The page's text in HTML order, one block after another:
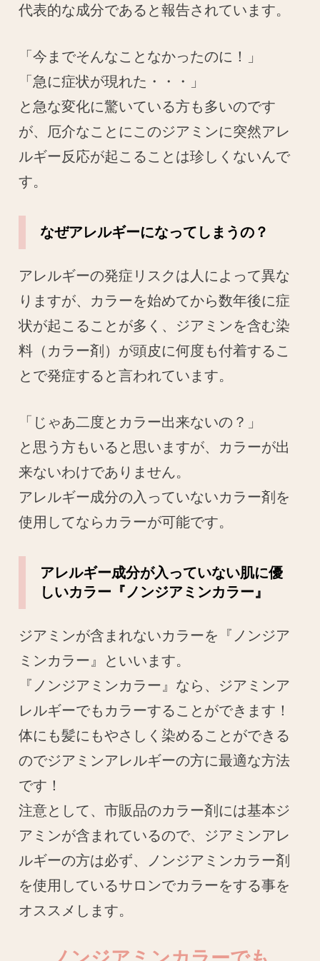
代表的な成分であると報告されています。
「今までそんなことなかったのに！」
「急に症状が現れた・・・」
と急な変化に驚いている方も多いのです
が、厄介なことにこのジアミンに突然アレ
ルギー反応が起こることは珍しくないんで
す。
なぜアレルギーになってしまうの？
アレルギーの発症リスクは人によって異な
りますが、カラーを始めてから数年後に症
状が起こることが多く、ジアミンを含む染
料（カラー剤）が頭皮に何度も付着するこ
とで発症すると言われています。
「じゃあ二度とカラー出来ないの？」
と思う方もいると思いますが、カラーが出
来ないわけでありません。
アレルギー成分の入っていないカラー剤を
使用してならカラーが可能です。
アレルギー成分が入っていない肌に優
しいカラー『ノンジアミンカラー』
ジアミンが含まれないカラーを『ノンジア
ミンカラー』といいます。
『ノンジアミンカラー』なら、ジアミンア
レルギーでもカラーすることができます！
体にも髪にもやさしく染めることができる
のでジアミンアレルギーの方に最適な方法
です！
注意として、市販品のカラー剤には基本ジ
アミンが含まれているので、ジアミンアレ
ルギーの方は必ず、ノンジアミンカラー剤
を使用しているサロンでカラーをする事を
オススメします。